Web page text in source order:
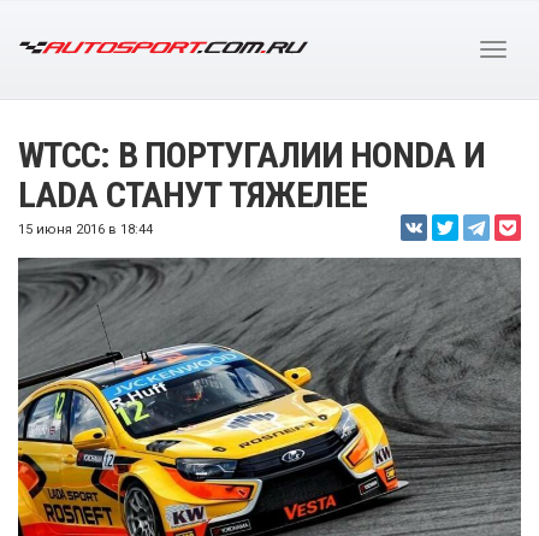
WTCC: В ПОРТУГАЛИИ HONDA И
LADA СТАНУТ ТЯЖЕЛЕЕ
15 июня 2016 в 18:44